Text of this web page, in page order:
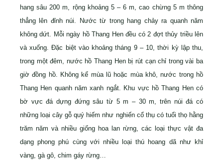
hang sâu 200 m, rộng khoảng 5 – 6 m, cao chừng 5 m thông
thẳng lên đỉnh núi. Nước từ trong hang chảy ra quanh năm
không dứt. Mỗi ngày hồ Thang Hen đều có 2 đợt thủy triều lên
và xuống. Đặc biệt vào khoảng tháng 9 – 10, thời kỳ lập thu,
trong một đêm, nước hồ Thang Hen bị rút cạn chỉ trong vài ba
giờ đồng hồ. Không kể mùa lũ hoặc mùa khô, nước trong hồ
Thang Hen quanh năm xanh ngắt. Khu vực hồ Thang Hen có
bờ vực đá dựng đứng sâu từ 5 m – 30 m, trên núi đá có
những loại cây gỗ quý hiếm như nghiến cổ thụ có tuổi thọ hằng
trăm năm và nhiều giống hoa lan rừng, các loại thực vật đa
dạng phong phú cùng với nhiều loại thú hoang dã như khỉ
vàng, gà gô, chim gáy rừng…